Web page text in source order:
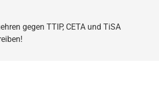
gegen TTIP, CETA und TiSA